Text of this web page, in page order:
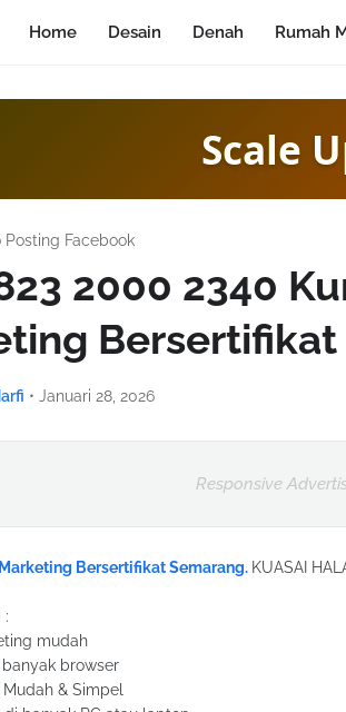
Home Desain Denah Rumah
Scale
Posting Facebook
2000 2340
Bersertifikat
• Januari 28, 2026
Responsive
Bersertifikat Semarang. KUASAI
:
mudah
banyak browser
& Simpel